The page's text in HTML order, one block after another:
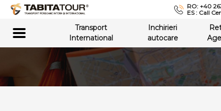
RO: +40
ES : Call
Transport
International
Inchirieri
autocare